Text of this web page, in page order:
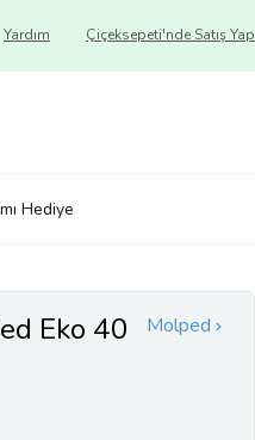
Çiçeksepeti'nde Satış Yap
Yardım
Hediye
Molped
Eko 40